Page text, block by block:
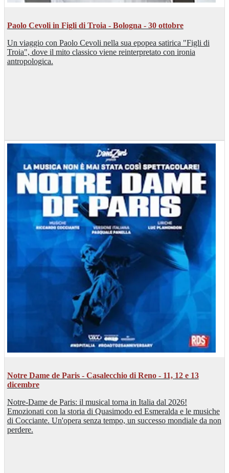
Paolo Cevoli in Figli di Troia - Bologna - 30 ottobre
Un viaggio con Paolo Cevoli nella sua epopea satirica "Figli di
Troia", dove il mito classico viene reinterpretato con ironia
antropologica.
Notre Dame de Paris - Casalecchio di Reno - 11, 12 e 13
dicembre
Notre-Dame de Paris: il musical torna in Italia dal 2026!
Emozionati con la storia di Quasimodo ed Esmeralda e le musiche
di Cocciante. Un'opera senza tempo, un successo mondiale da non
perdere.